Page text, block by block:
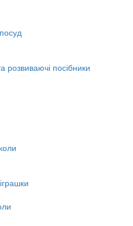
розвиваючі посібники